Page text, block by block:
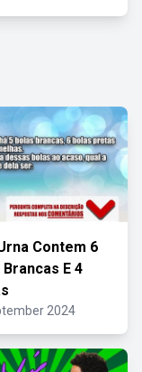
Contem 6
Brancas E 4
2024